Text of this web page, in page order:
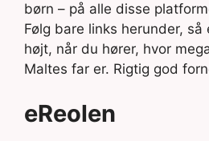
børn – på alle disse
Følg bare links herunder,
højt, når du hører, hvor
Maltes far er. Rigtig god
eReolen